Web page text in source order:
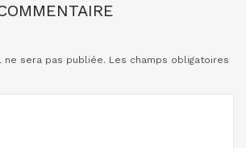
sera pas publiée. Les champs obligatoires